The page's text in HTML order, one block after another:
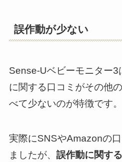
誤作動が少ない
Sense-Uベビーモニター3
に関する口コミがその他
べて少ないのが特徴です。
実際にSNSやAmazonの
ましたが、 誤作動に関す